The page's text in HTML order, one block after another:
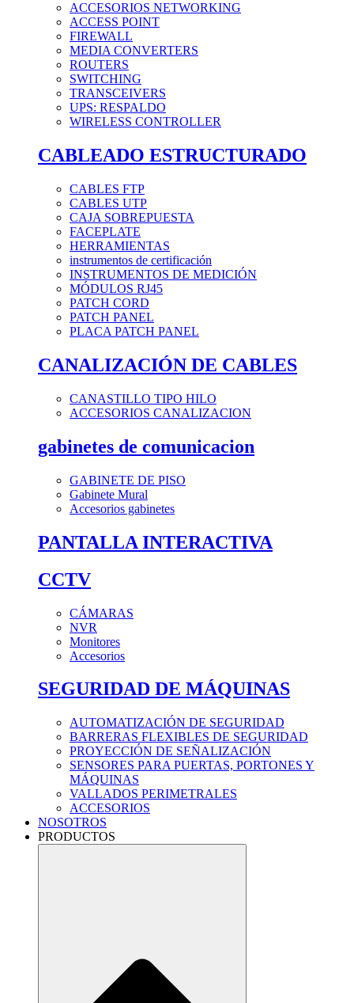
ACCESORIOS NETWORKING
ACCESS POINT
FIREWALL
MEDIA CONVERTERS
ROUTERS
SWITCHING
TRANSCEIVERS
UPS: RESPALDO
WIRELESS CONTROLLER
CABLEADO ESTRUCTURADO
CABLES FTP
CABLES UTP
CAJA SOBREPUESTA
FACEPLATE
HERRAMIENTAS
instrumentos de certificación
INSTRUMENTOS DE MEDICIÓN
MÓDULOS RJ45
PATCH CORD
PATCH PANEL
PLACA PATCH PANEL
CANALIZACIÓN DE CABLES
CANASTILLO TIPO HILO
ACCESORIOS CANALIZACION
gabinetes de comunicacion
GABINETE DE PISO
Gabinete Mural
Accesorios gabinetes
PANTALLA INTERACTIVA
CCTV
CÁMARAS
NVR
Monitores
Accesorios
SEGURIDAD DE MÁQUINAS
AUTOMATIZACIÓN DE SEGURIDAD
BARRERAS FLEXIBLES DE SEGURIDAD
PROYECCIÓN DE SEÑALIZACIÓN
SENSORES PARA PUERTAS, PORTONES Y
MÁQUINAS
VALLADOS PERIMETRALES
ACCESORIOS
NOSOTROS
PRODUCTOS